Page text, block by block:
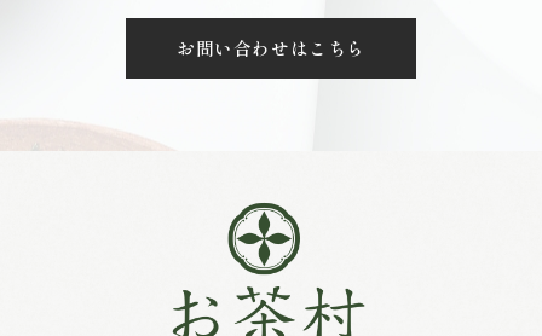
お問い合わせはこちら